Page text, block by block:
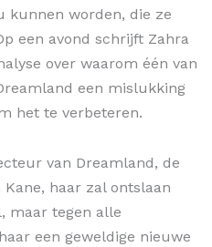
kunnen worden, die ze
een avond schrijft Zahra
over waarom één van
een mislukking
het te verbeteren.
van Dreamland, de
haar zal ontslaan
maar tegen alle
een geweldige nieuwe